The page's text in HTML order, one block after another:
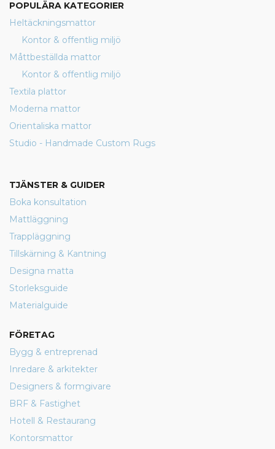
POPULÄRA KATEGORIER
Heltäckningsmattor
Kontor & offentlig miljö
Måttbeställda mattor
Kontor & offentlig miljö
Textila plattor
Moderna mattor
Orientaliska mattor
Studio - Handmade Custom Rugs
TJÄNSTER & GUIDER
Boka konsultation
Mattläggning
Trappläggning
Tillskärning & Kantning
Designa matta
Storleksguide
Materialguide
FÖRETAG
Bygg & entreprenad
Inredare & arkitekter
Designers & formgivare
BRF & Fastighet
Hotell & Restaurang
Kontorsmattor